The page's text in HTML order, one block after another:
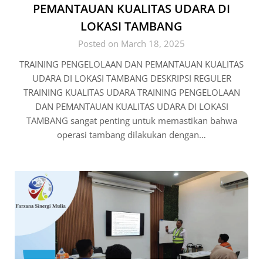
PEMANTAUAN KUALITAS UDARA DI
LOKASI TAMBANG
Posted on March 18, 2025
TRAINING PENGELOLAAN DAN PEMANTAUAN KUALITAS
UDARA DI LOKASI TAMBANG DESKRIPSI REGULER
TRAINING KUALITAS UDARA TRAINING PENGELOLAAN
DAN PEMANTAUAN KUALITAS UDARA DI LOKASI
TAMBANG sangat penting untuk memastikan bahwa
operasi tambang dilakukan dengan…